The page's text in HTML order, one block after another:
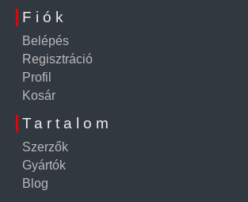
Fiók
Belépés
Regisztráció
Profil
Kosár
Tartalom
Szerzők
Gyártók
Blog